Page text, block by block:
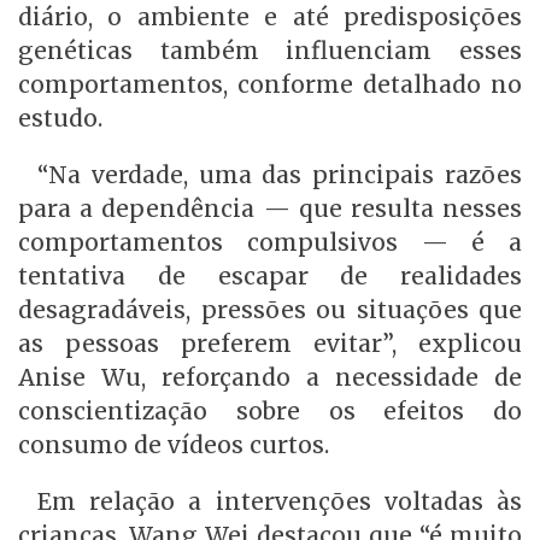
diário, o ambiente e até predisposições
genéticas também influenciam esses
comportamentos, conforme detalhado no
estudo.
“Na verdade, uma das principais razões
para a dependência — que resulta nesses
comportamentos compulsivos — é a
tentativa de escapar de realidades
desagradáveis, pressões ou situações que
as pessoas preferem evitar”, explicou
Anise Wu, reforçando a necessidade de
conscientização sobre os efeitos do
consumo de vídeos curtos.
Em relação a intervenções voltadas às